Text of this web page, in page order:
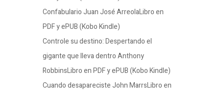
Confabulario Juan José ArreolaLibro en
PDF y ePUB (Kobo Kindle)
Controle su destino: Despertando el
gigante que lleva dentro Anthony
RobbinsLibro en PDF y ePUB (Kobo Kindle)
Cuando desapareciste John MarrsLibro en